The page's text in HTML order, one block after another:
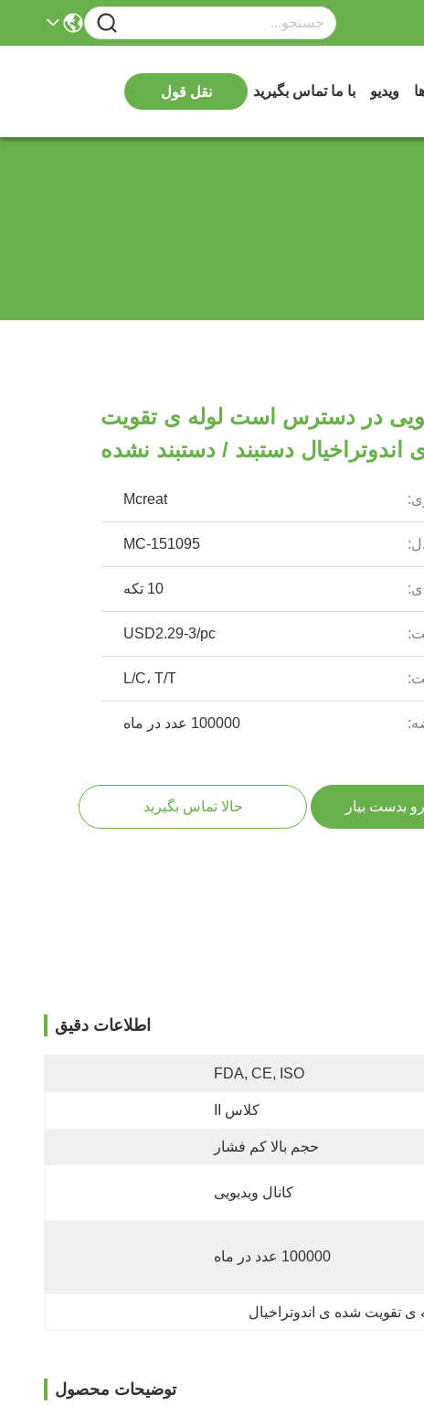
ویدیو با ما تماس بگیرید نقل قول
در دسترس است لوله ی تقویت
دستبند / دستبند نشده
Mcreat
MC-151095
10 تکه
USD2.29-3/pc
L/C، T/T
100000 عدد در ماه
بدست بیار حالا تماس بگیرید
اطلاعات دقیق
FDA, CE, ISO
کلاس II
حجم بالا کم فشار
کانال ویدیویی
100000 عدد در ماه
ی تقویت شده ی اندوتراخیال
توضیحات محصول